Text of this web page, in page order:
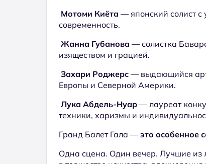
Мотоми Киёта — японский солист
современность.
Жанна Губанова — солистка
изяществом и грацией.
Захари Роджерс — выдающийся
Европы и Северной Америки.
Лука Абдель-Нуар — лауреат
техники, харизмы и
Гранд Балет Гала —это особенное
Одна сцена. Один вечер. Лучшие из